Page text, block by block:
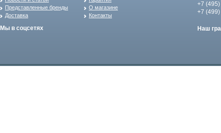
Представленные бренды
Доставка
О магазине
Контакты
Мы в соцсетях
+7 (495)
+7 (499)
Наш